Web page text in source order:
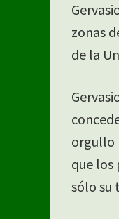
zonas
de la
orgullo
que los
sólo su